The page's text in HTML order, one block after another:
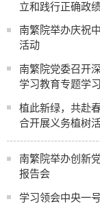
立和践行正确政
南繁院举办庆祝
活动
南繁院党委召开
学习教育专题学
植此新绿，共赴
合开展义务植树
南繁院举办创新
报告会
学习领会中央一